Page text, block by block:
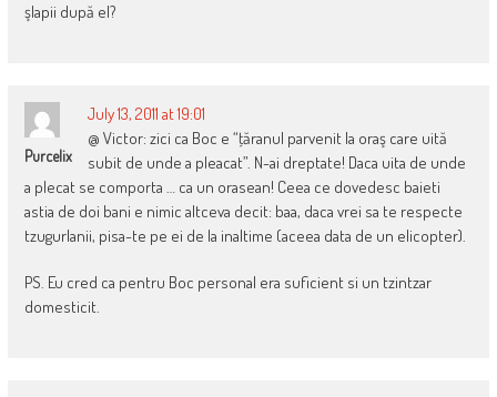
şlapii după el?
Purcelix
July 13, 2011 at 19:01
@ Victor: zici ca Boc e “ţăranul parvenit la oraş care uită
subit de unde a pleacat”. N-ai dreptate! Daca uita de unde
a plecat se comporta … ca un orasean! Ceea ce dovedesc baieti
astia de doi bani e nimic altceva decit: baa, daca vrei sa te respecte
tzugurlanii, pisa-te pe ei de la inaltime (aceea data de un elicopter).
PS. Eu cred ca pentru Boc personal era suficient si un tzintzar
domesticit.